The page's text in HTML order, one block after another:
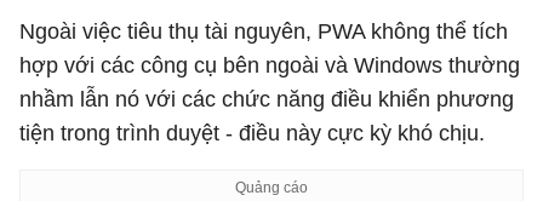
Ngoài việc tiêu thụ tài nguyên, PWA không thể tích
hợp với các công cụ bên ngoài và Windows thường
nhầm lẫn nó với các chức năng điều khiển phương
tiện trong trình duyệt - điều này cực kỳ khó chịu.